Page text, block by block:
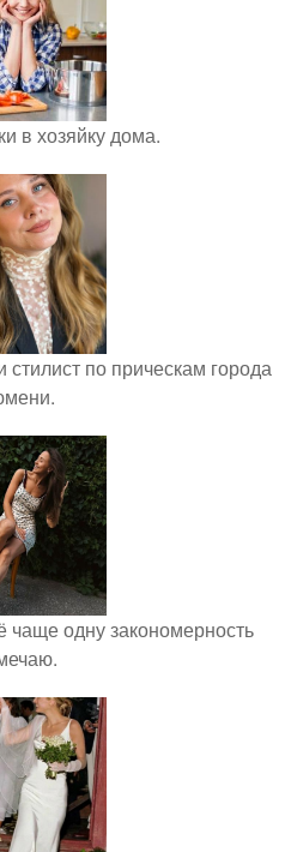
в хозяйку дома.
по прическам города
одну закономерность